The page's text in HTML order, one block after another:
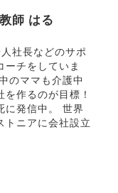
師 はる
社長などのサポ
ーチをしていま
のママも介護中
作るのが目標！
に発信中。 世界
トニアに会社設立